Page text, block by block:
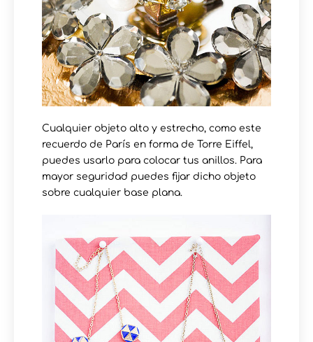
Cualquier objeto alto y estrecho, como este
recuerdo de París en forma de Torre Eiffel,
puedes usarlo para colocar tus anillos. Para
mayor seguridad puedes fijar dicho objeto
sobre cualquier base plana.